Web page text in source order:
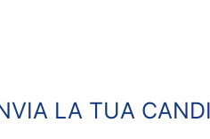
LA TUA